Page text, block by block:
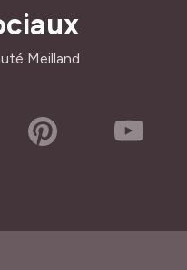
Meilland